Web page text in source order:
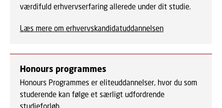
værdifuld erhvervserfaring allerede under dit studie.
Læs mere om erhvervskandidatuddannelsen
Honours programmes
Honours Programmes er eliteuddannelser, hvor du som
studerende kan følge et særligt udfordrende